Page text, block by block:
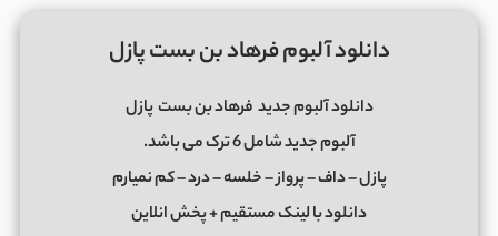
دانلود آلبوم فرهاد بن بست پازل
دانلود آلبوم جدید فرهاد بن بستپازل
آلبوم جدید شامل 6 ترک می باشد.
پازل – داف – پرواز – خلسه – درد – کم نمیارم
دانلود با لینک مستقیم + پخش انلاین